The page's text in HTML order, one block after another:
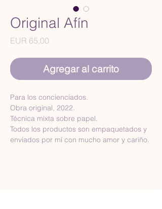
Original Afín
EUR 65,00
Agregar al carrito
Para los concienciados.
Obra original, 2022.
Técnica mixta sobre papel.
Todos los productos son empaquetados y
enviados por mí con mucho amor y cariño.